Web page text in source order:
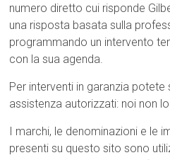
numero diretto cui risponde
una risposta basata sulla
programmando un intervento
con la sua agenda.
Per interventi in garanzia
assistenza autorizzati: noi non
I marchi, le denominazioni e le
presenti su questo sito sono